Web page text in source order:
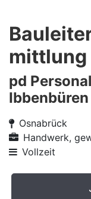
mittlung
pd
Ibbenbüren
Osnabrück
Handwerk,
Vollzeit